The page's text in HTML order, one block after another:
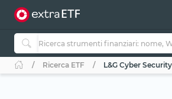
Ricerca ETF L&G Cyber